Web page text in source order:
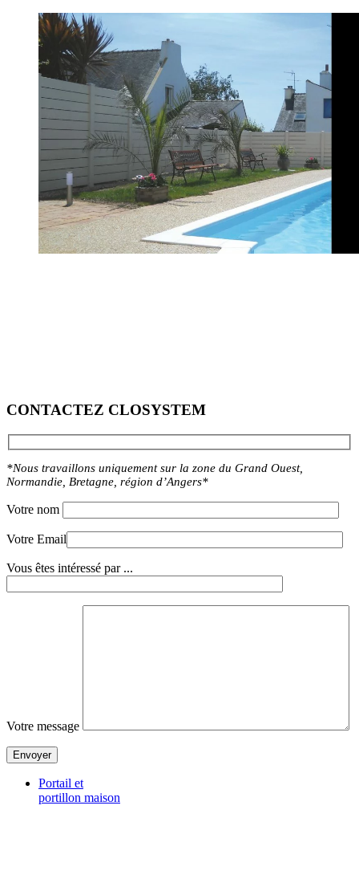
CONTACTEZ CLOSYSTEM
*Nous travaillons uniquement sur la zone du Grand Ouest,
Normandie, Bretagne, région d’Angers*
Votre nom
Votre Email
Vous êtes intéressé par ...
Votre message
Portail et
portillon maison